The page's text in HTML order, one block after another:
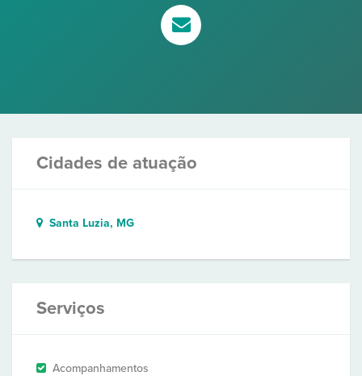
Cidades de atuação
Santa Luzia, MG
Serviços
Acompanhamentos